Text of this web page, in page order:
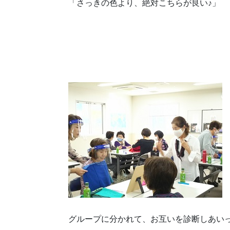
「さっきの色より、絶対こちらが良い♪」
グループに分かれて、お互いを診断しあい